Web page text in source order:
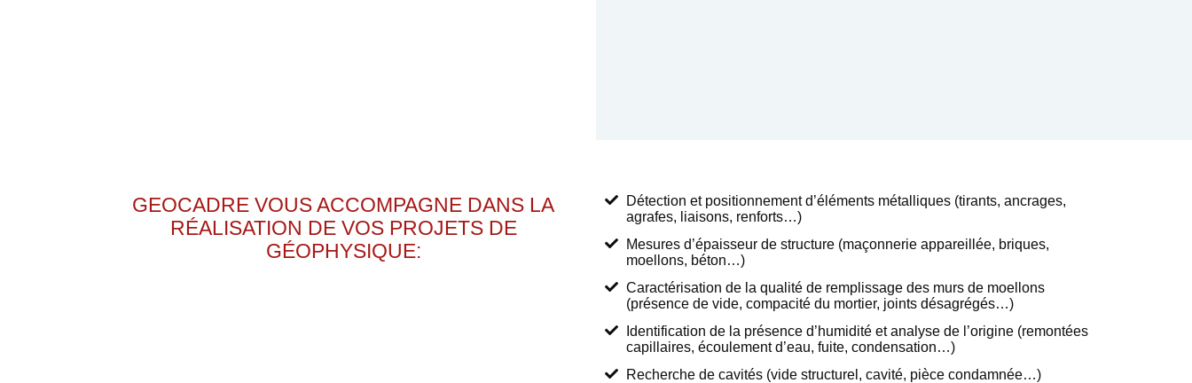
GEOCADRE VOUS ACCOMPAGNE DANS LA
RÉALISATION DE VOS PROJETS DE
GÉOPHYSIQUE:
Détection et positionnement d’éléments métalliques (tirants, ancrages,
agrafes, liaisons, renforts…)
Mesures d’épaisseur de structure (maçonnerie appareillée, briques,
moellons, béton…)
Caractérisation de la qualité de remplissage des murs de moellons
(présence de vide, compacité du mortier, joints désagrégés…)
Identification de la présence d’humidité et analyse de l’origine (remontées
capillaires, écoulement d’eau, fuite, condensation…)
Recherche de cavités (vide structurel, cavité, pièce condamnée…)